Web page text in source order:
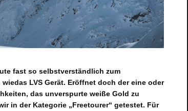
fast so selbstverständlich zum
LVS Gerät. Eröffnet doch der eine oder
das unverspurte weiße Gold zu
in der Kategorie „Freetourer“ getestet. Für